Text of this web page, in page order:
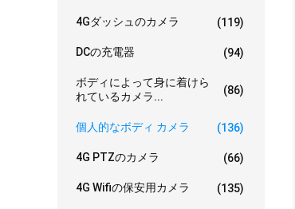
4Gダッシュのカメラ (119)
DCの充電器 (94)
ボディによって身に着けら
れているカメラ...
(86)
個人的なボディ カメラ (136)
4G PTZのカメラ (66)
4G Wifiの保安用カメラ (135)